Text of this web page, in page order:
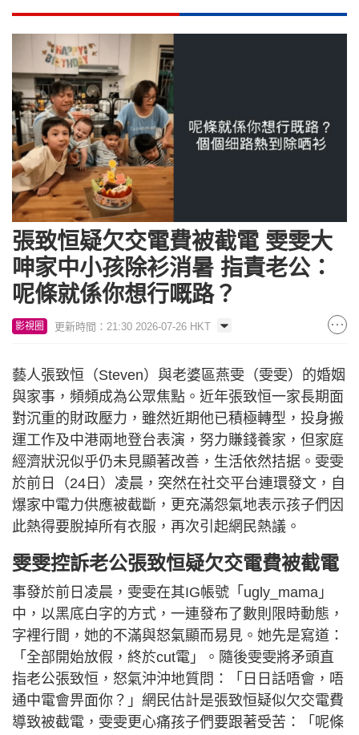
張致恒疑欠交電費被截電 雯雯大
呻家中小孩除衫消暑 指責老公：
呢條就係你想行嘅路？
影視圈 更新時間：21:30 2026-07-26 HKT
藝人張致恒（Steven）與老婆區燕雯（雯雯）的婚姻
與家事，頻頻成為公眾焦點。近年張致恒一家長期面
對沉重的財政壓力，雖然近期他已積極轉型，投身搬
運工作及中港兩地登台表演，努力賺錢養家，但家庭
經濟狀況似乎仍未見顯著改善，生活依然拮据。雯雯
於前日（24日）凌晨，突然在社交平台連環發文，自
爆家中電力供應被截斷，更充滿怨氣地表示孩子們因
此熱得要脫掉所有衣服，再次引起網民熱議。
雯雯控訴老公張致恒疑欠交電費被截電
事發於前日凌晨，雯雯在其IG帳號「ugly_mama」
中，以黑底白字的方式，一連發布了數則限時動態，
字裡行間，她的不滿與怒氣顯而易見。她先是寫道：
「全部開始放假，終於cut電」。隨後雯雯將矛頭直
指老公張致恒，怒氣沖沖地質問：「日日話唔會，唔
通中電會畀面你？」網民估計是張致恒疑似欠交電費
導致被截電，雯雯更心痛孩子們要跟著受苦：「呢條